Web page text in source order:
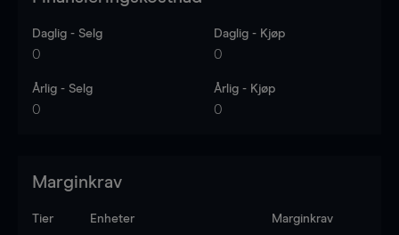
Daglig - Selg
0
Daglig - Kjøp
0
Årlig - Selg
0
Årlig - Kjøp
0
Marginkrav
Tier Enheter Marginkrav